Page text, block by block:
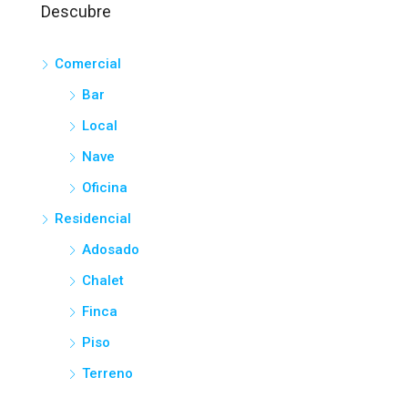
Descubre
Comercial
Bar
Local
Nave
Oficina
Residencial
Adosado
Chalet
Finca
Piso
Terreno